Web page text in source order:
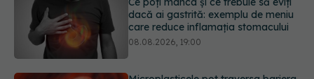
Microplasticele pot traversa bariera
placentară și modifica hormonii
08.08.2026, 18:00